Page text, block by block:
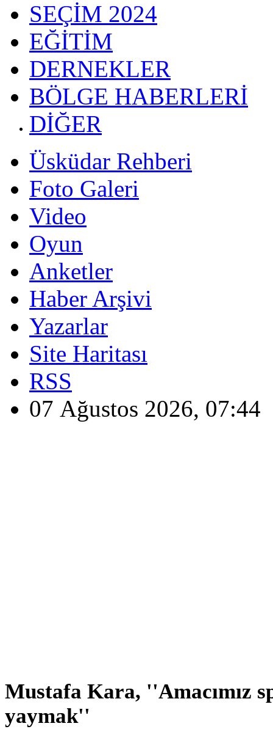
SEÇİM 2024
EĞİTİM
DERNEKLER
BÖLGE HABERLERİ
DİĞER
Üsküdar Rehberi
Foto Galeri
Video
Oyun
Anketler
Haber Arşivi
Yazarlar
Site Haritası
RSS
07 Ağustos 2026, 07:44
Mustafa Kara, ''Amacımız
yaymak''